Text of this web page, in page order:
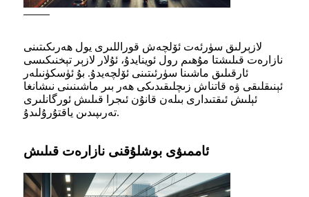
لازېرلىق سۈرئەت ئۆلچەش قوراللىرى يول ھەرىكىتىنى
نازارەت قىلىشتا مۇھىم رول ئوينايدۇ، ئۇلار لازېر تېخنىكىسى
ئارقىلىق ماشىنا سۈرئىتىنى ئۆلچەيدۇ. بۇ ئۈسكۈنىلەر
ئېنىقلىقى ۋە قاتناش زىچلىقىدىكى ھەر بىر ماشىنىنى نىشانغا
ئېلىش ئىقتىدارى بىلەن قانۇن ئىجرا قىلىش ئورگانلىرى
تەرىپىدىن ياقتۇرۇلىدۇ.
ئاممىۋى بوشلۇقنى نازارەت قىلىش